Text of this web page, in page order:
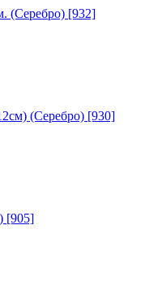
(Серебро) [932]
(Серебро) [930]
[905]